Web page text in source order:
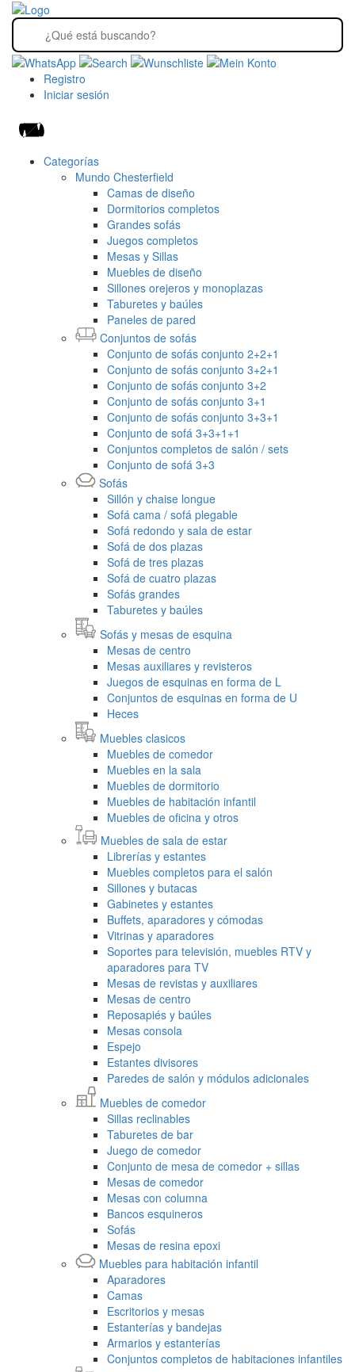
Registro
Iniciar sesión
Categorías
Mundo Chesterfield
Camas de diseño
Dormitorios completos
Grandes sofás
Juegos completos
Mesas y Sillas
Muebles de diseño
Sillones orejeros y monoplazas
Taburetes y baúles
Paneles de pared
Conjuntos de sofás
Conjunto de sofás conjunto 2+2+1
Conjunto de sofás conjunto 3+2+1
Conjunto de sofás conjunto 3+2
Conjunto de sofás conjunto 3+1
Conjunto de sofás conjunto 3+3+1
Conjunto de sofá 3+3+1+1
Conjuntos completos de salón / sets
Conjunto de sofá 3+3
Sofás
Sillón y chaise longue
Sofá cama / sofá plegable
Sofá redondo y sala de estar
Sofá de dos plazas
Sofá de tres plazas
Sofá de cuatro plazas
Sofás grandes
Taburetes y baúles
Sofás y mesas de esquina
Mesas de centro
Mesas auxiliares y revisteros
Juegos de esquinas en forma de L
Conjuntos de esquinas en forma de U
Heces
Muebles clasicos
Muebles de comedor
Muebles en la sala
Muebles de dormitorio
Muebles de habitación infantil
Muebles de oficina y otros
Muebles de sala de estar
Librerías y estantes
Muebles completos para el salón
Sillones y butacas
Gabinetes y estantes
Buffets, aparadores y cómodas
Vitrinas y aparadores
Soportes para televisión, muebles RTV y
aparadores para TV
Mesas de revistas y auxiliares
Mesas de centro
Reposapiés y baúles
Mesas consola
Espejo
Estantes divisores
Paredes de salón y módulos adicionales
Muebles de comedor
Sillas reclinables
Taburetes de bar
Juego de comedor
Conjunto de mesa de comedor + sillas
Mesas de comedor
Mesas con columna
Bancos esquineros
Sofás
Mesas de resina epoxi
Muebles para habitación infantil
Aparadores
Camas
Escritorios y mesas
Estanterías y bandejas
Armarios y estanterías
Conjuntos completos de habitaciones infantiles